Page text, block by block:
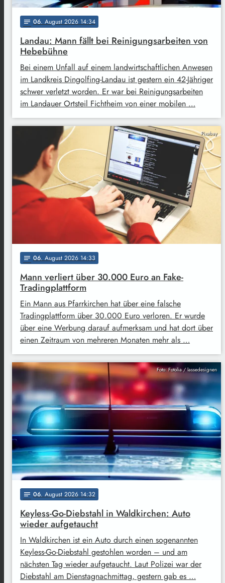
notes 06. August 2026 14:34
Landau: Mann fällt bei Reinigungsarbeiten von
Hebebühne
Bei einem Unfall auf einem landwirtschaftlichen Anwesen
im Landkreis Dingolfing-Landau ist gestern ein 42-Jähriger
schwer verletzt worden. Er war bei Reinigungsarbeiten
im Landauer Ortsteil Fichtheim von einer mobilen …
Pixabay
notes 06. August 2026 14:33
Mann verliert über 30.000 Euro an Fake-
Tradingplattform
Ein Mann aus Pfarrkirchen hat über eine falsche
Tradingplattform über 30.000 Euro verloren. Er wurde
über eine Werbung darauf aufmerksam und hat dort über
einen Zeitraum von mehreren Monaten mehr als …
Foto: Fotolia / lassedesignen
notes 06. August 2026 14:32
Keyless-Go-Diebstahl in Waldkirchen: Auto
wieder aufgetaucht
In Waldkirchen ist ein Auto durch einen sogenannten
Keyless-Go-Diebstahl gestohlen worden – und am
nächsten Tag wieder aufgetaucht. Laut Polizei war der
Diebstahl am Dienstagnachmittag, gestern gab es …